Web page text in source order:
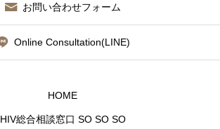
お問い合わせフォーム
Online Consultation(LINE)
HOME
HIV総合相談窓口 SO SO SO